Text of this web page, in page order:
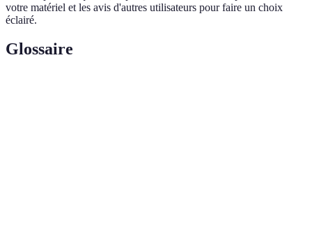
votre matériel et les avis d'autres utilisateurs pour faire un choix
éclairé.
Glossaire